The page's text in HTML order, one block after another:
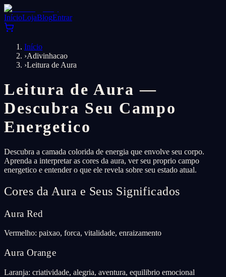
InícioLojaBlogEntrar
Início
›Adivinhacao
›Leitura de Aura
Leitura de Aura —
Descubra Seu Campo
Energetico
Descubra a camada colorida de energia que envolve seu corpo.
Aprenda a interpretar as cores da aura, ver seu proprio campo
energetico e entender o que ele revela sobre seu estado atual.
Cores da Aura e Seus Significados
Aura Red
Vermelho: paixao, forca, vitalidade, enraizamento
Aura Orange
Laranja: criatividade, alegria, aventura, equilibrio emocional